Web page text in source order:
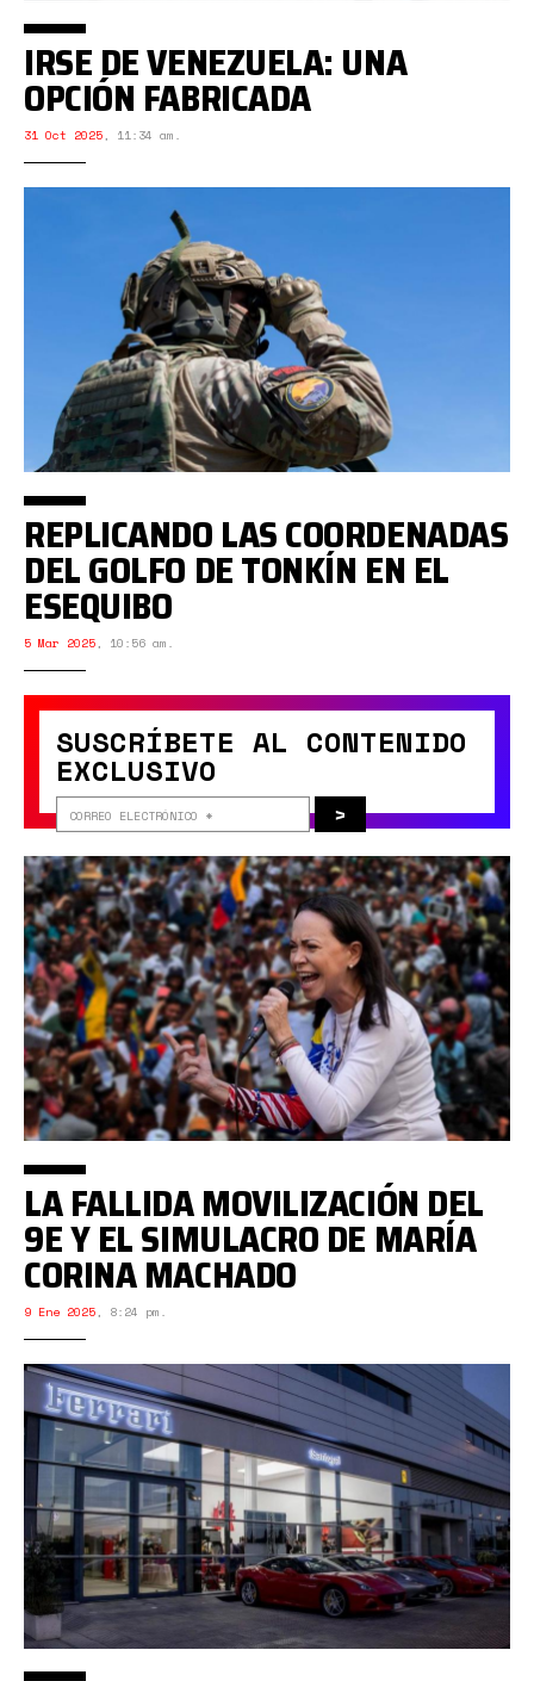
IRSE DE VENEZUELA: UNA
OPCIÓN FABRICADA
31 Oct 2025, 11:34 am.
SUSCRÍBETE AL CONTENIDO
EXCLUSIVO
>
REPLICANDO LAS COORDENADAS
DEL GOLFO DE TONKÍN EN EL
ESEQUIBO
5 Mar 2025, 10:56 am.
LA FALLIDA MOVILIZACIÓN DEL
9E Y EL SIMULACRO DE MARÍA
CORINA MACHADO
9 Ene 2025, 8:24 pm.